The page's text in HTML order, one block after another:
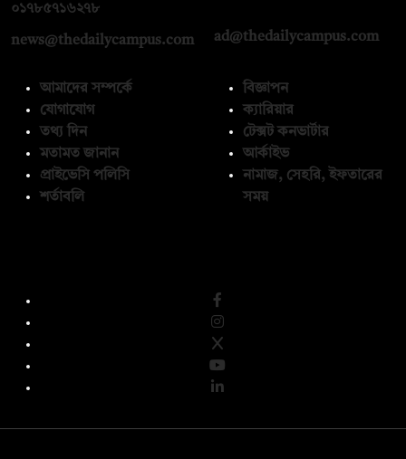
০১৭৮৫৭১৬২৭৮
news@thedailycampus.com ad@thedailycampus.com
আমাদের সম্পর্কে
যোগাযোগ
তথ্য দিন
মতামত জানান
প্রাইভেসি পলিসি
শর্তাবলি
বিজ্ঞাপন
ক্যারিয়ার
টেক্সট কনভার্টার
আর্কাইভ
নামাজ, সেহরি, ইফতারের
সময়